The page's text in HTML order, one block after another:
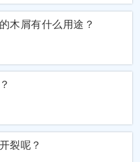
木屑有什么用途？
裂呢？